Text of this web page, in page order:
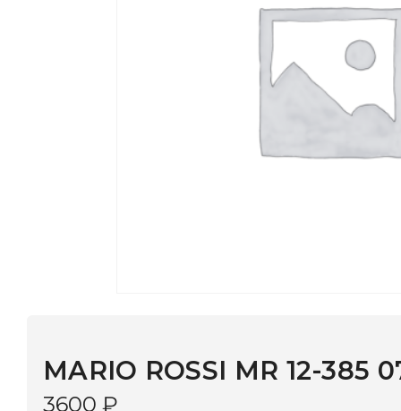
3–5 дней | Промокод — скидка 10%